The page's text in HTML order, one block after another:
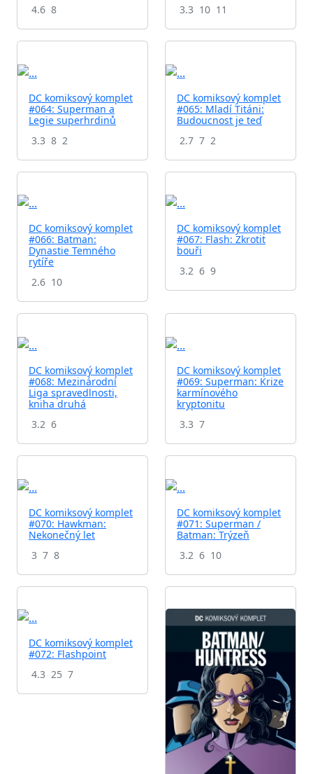
4.6 8
3.3 10 11
DC komiksový komplet
#064: Superman a
Legie superhrdinů
3.3 8 2
DC komiksový komplet
#065: Mladí Titáni:
Budoucnost je teď
2.7 7 2
DC komiksový komplet
#066: Batman:
Dynastie Temného
rytíře
2.6 10
DC komiksový komplet
#067: Flash: Zkrotit
bouři
3.2 6 9
DC komiksový komplet
#068: Mezinárodní
Liga spravedlnosti,
kniha druhá
3.2 6
DC komiksový komplet
#069: Superman: Krize
karmínového
kryptonitu
3.3 7
DC komiksový komplet
#070: Hawkman:
Nekonečný let
3 7 8
DC komiksový komplet
#071: Superman /
Batman: Trýzeň
3.2 6 10
DC komiksový komplet
#072: Flashpoint
4.3 25 7